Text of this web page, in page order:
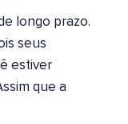
longo prazo.
seus
estiver
que a